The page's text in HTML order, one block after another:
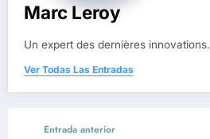
Marc Leroy
Un expert des dernières innovations.
Ver Todas Las Entradas
Entrada anterior